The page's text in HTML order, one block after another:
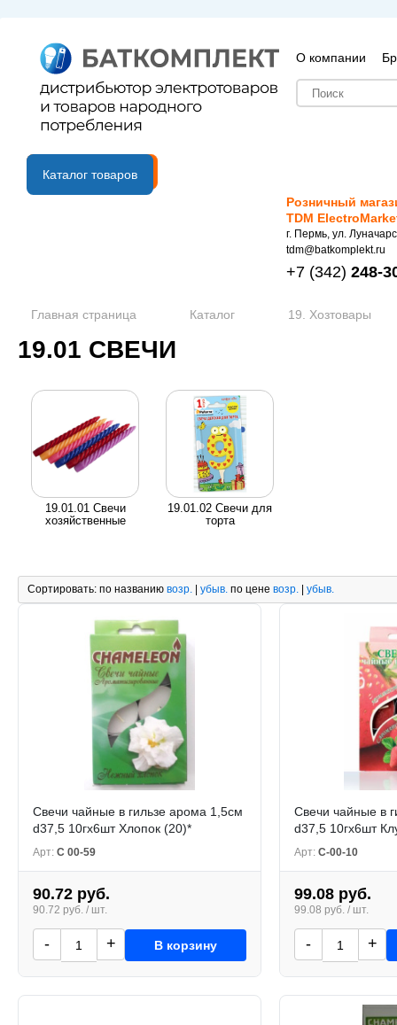
О компании
B2B портал
Каталог товаров
Розничный
TDM
г. Пермь, ул.
tdm@batkomplekt.ru
+7 (342) 248-
Главная страница Каталог 19. Хозтовары
19.01 СВЕЧИ
19.01.01 Свечи
хозяйственные
19.01.02 Свечи для
торта
Сортировать: по названию возр. | убыв. по цене возр. | убыв.
Свечи чайные в гильзе арома 1,5см
d37,5 10гх6шт Хлопок (20)*
Арт: С 00-59
90.72 руб.
90.72 руб. / шт.
- + В корзину
Свечи чайные в
d37,5 10гх6шт
Арт: С-00-10
99.08 руб.
99.08 руб. / шт.
- +